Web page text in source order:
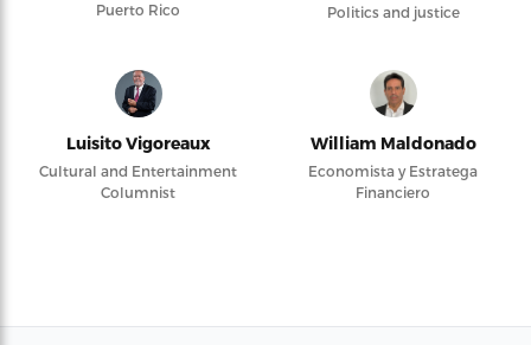
Puerto Rico
Politics and justice
Luisito Vigoreaux
Cultural and Entertainment
Columnist
William Maldonado
Economista y Estratega
Financiero